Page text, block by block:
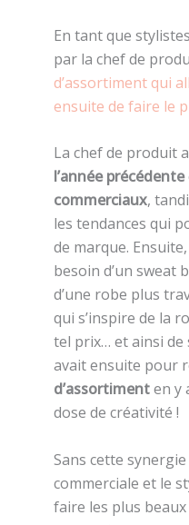
En tant que
par la chef de
d’assortiment qui
ensuite de faire le
La chef de produit
l’année précédente
commerciaux,
les tendances qui
de marque.
besoin d’un sweat
d’une robe plus
qui s’inspire de la
tel prix… et ainsi de
avait ensuite pour
d’assortimenten y
dose de créativité !
Sans cette
commerciale et le
faire les plus